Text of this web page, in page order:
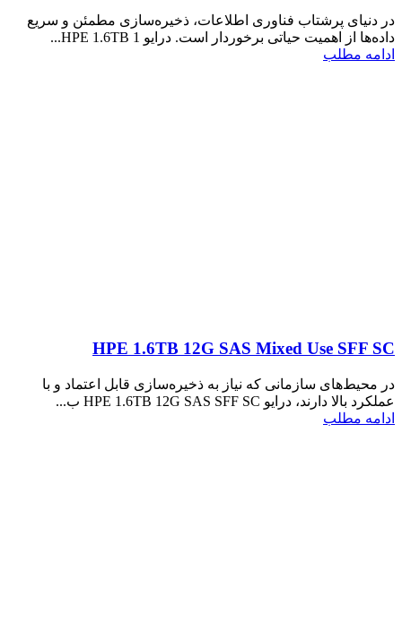
در دنیای پرشتاب فناوری اطلاعات، ذخیره‌سازی مطمئن و سریع
داده‌ها از اهمیت حیاتی برخوردار است. درایو HPE 1.6TB 1...
ادامه مطلب
HPE 1.6TB 12G SAS Mixed Use SFF SC
در محیط‌های سازمانی که نیاز به ذخیره‌سازی قابل اعتماد و با
عملکرد بالا دارند، درایو HPE 1.6TB 12G SAS SFF SC ب...
ادامه مطلب